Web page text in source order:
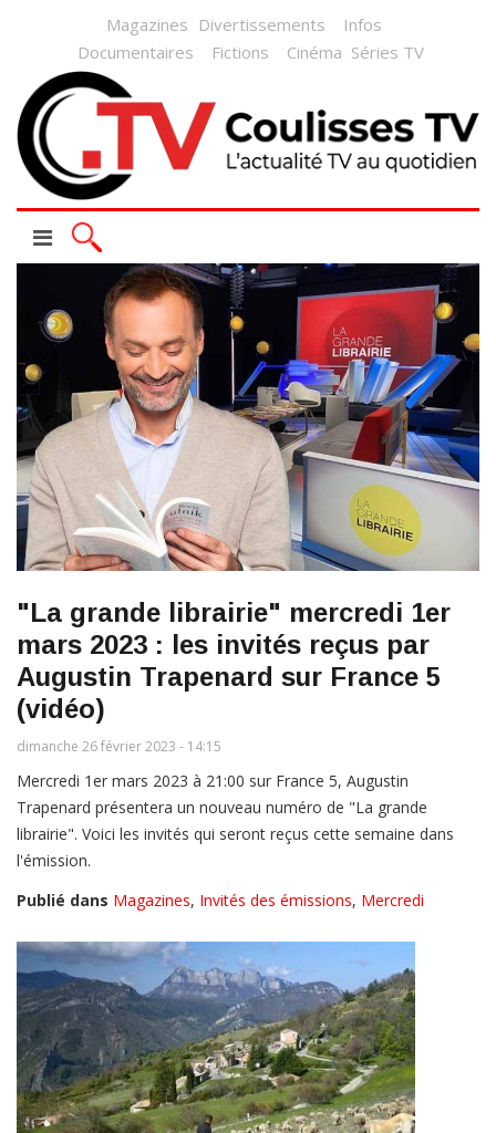
Magazines Divertissements
Infos
Documentaires
Fictions Cinéma Séries TV
"La grande librairie" mercredi 1er
mars 2023 : les invités reçus par
Augustin Trapenard sur France 5
(vidéo)
dimanche 26 février 2023 - 14:15
Mercredi 1er mars 2023 à 21:00 sur France 5, Augustin
Trapenard présentera un nouveau numéro de "La grande
librairie". Voici les invités qui seront reçus cette semaine dans
l'émission.
Publié dans Magazines, Invités des émissions, Mercredi